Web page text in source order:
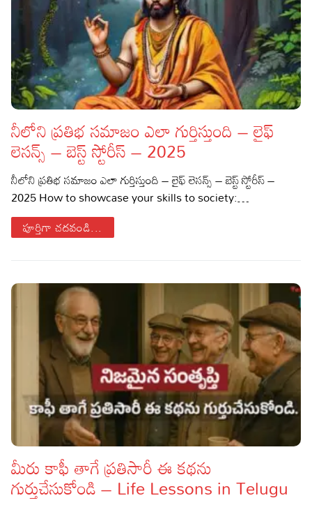
నీలోని ప్రతిభ సమాజం ఎలా గుర్తిస్తుంది – లైఫ్
లెసన్స్ – బెస్ట్ స్టోరీస్ – 2025
నీలోని ప్రతిభ సమాజం ఎలా గుర్తిస్తుంది – లైఫ్ లెసన్స్ – బెస్ట్ స్టోరీస్ –
2025 How to showcase your skills to society:…
పూర్తిగా చదవండి...
మీరు కాఫీ తాగే ప్రతిసారీ ఈ కథను
గుర్తుచేసుకోండి – Life Lessons in Telugu